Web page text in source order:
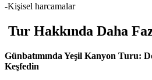
-Kişisel harcamalar
Tur Hakkında Daha
Günbatımında Yeşil Kanyon Turu:
Keşfedin